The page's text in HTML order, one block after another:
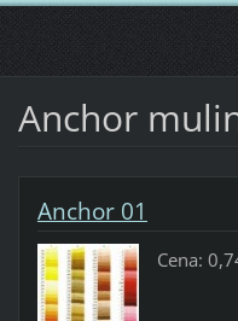
Anchor
Anchor 01
Cena: